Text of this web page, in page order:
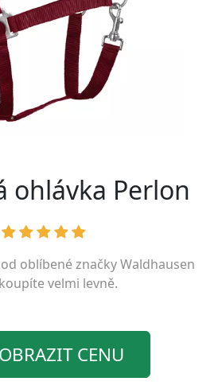
ohlávka Perlon
oblíbené značkyWaldhausen
velmi levně.
CENU